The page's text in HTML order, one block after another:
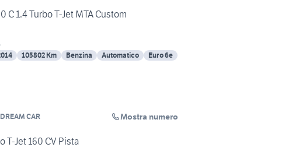
C 1.4 Turbo T-Jet MTA Custom
105802 Km Benzina Automatico Euro 6e
DREAM CAR Mostra numero
T-Jet 160 CV Pista